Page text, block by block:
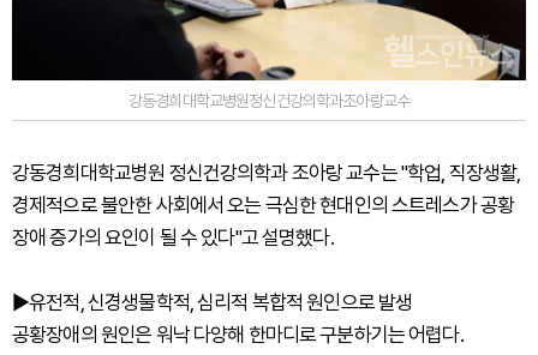
강동경희대학교병원정신건강의학과조아랑교수
강동경희대학교병원 정신건강의학과 조아랑 교수는 "학업, 직장생활,
경제적으로 불안한 사회에서 오는 극심한 현대인의 스트레스가 공황
장애 증가의 요인이 될 수 있다"고 설명했다.
▶유전적, 신경생물학적, 심리적 복합적 원인으로 발생
공황장애의 원인은 워낙 다양해 한마디로 구분하기는 어렵다.